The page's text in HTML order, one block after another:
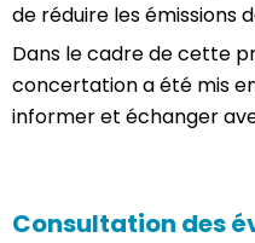
de réduire les émissions
Dans le cadre de cette
concertation a été mis
informer et échanger
Consultation des